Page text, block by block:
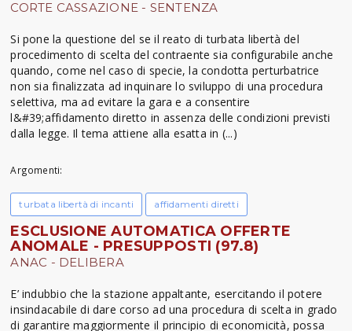
CORTE CASSAZIONE - SENTENZA
Si pone la questione del se il reato di turbata libertà del
procedimento di scelta del contraente sia configurabile anche
quando, come nel caso di specie, la condotta perturbatrice
non sia finalizzata ad inquinare lo sviluppo di una procedura
selettiva, ma ad evitare la gara e a consentire
l&#39;affidamento diretto in assenza delle condizioni previsti
dalla legge. Il tema attiene alla esatta in (...)
Argomenti:
turbata libertà di incanti affidamenti diretti
ESCLUSIONE AUTOMATICA OFFERTE
ANOMALE - PRESUPPOSTI (97.8)
ANAC - DELIBERA
E’ indubbio che la stazione appaltante, esercitando il potere
insindacabile di dare corso ad una procedura di scelta in grado
di garantire maggiormente il principio di economicità, possa